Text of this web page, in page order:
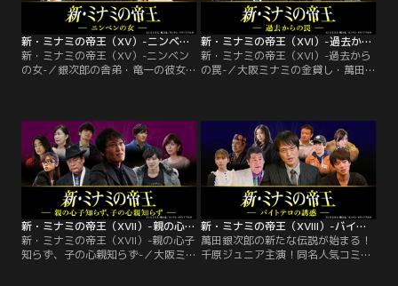
き入れた。銀次郎がケンカに明け暮
れていた頃…。
新・ミナミの帝王（XV）-ニンベンの女-
新・ミナミの帝王（XV）-ニンベン
の女-／銀次郎の舎弟・竜一の彼女
が協力を申し出るが思わぬ窮地に陥
り…。萬田銀次郎（千原ジュニア）
は大阪ミナミの金貸し。舎弟・坂上
竜一（大東駿介）はある日、見知ら
ぬ女性（中尾ミエ）と楽しげに街を
歩く銀次郎の姿を見かけ…。
新・ミナミの帝王（XVI）-過去からの罠-
新・ミナミの帝王（XVI）-過去から
の罠-／大阪ミナミの金貸し・萬田銀
の手助けをしている。従業員の本多
麗奈（柳ゆり菜）も前科があった
が、自分の店を持つことを夢見て真
面目に働いていた。ある日、麗奈は
新入りの従業員・長山祐子（縄田か
のん）から…。
新・ミナミの帝王（XVII）-親の心子知らず、子の心親知らず-
新・ミナミの帝王（XVII）-親の心子
知らず、子の心親知らず-／大阪ミナ
新・ミナミの帝王（XVIII）-バイトテロの誘惑-
萬田銀次郎の新たな伝説が始まる！
千原ジュニア主演！同名人気コミッ